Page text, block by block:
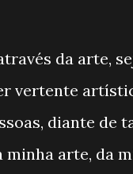
da arte,
vertente
diante de
minha arte, da